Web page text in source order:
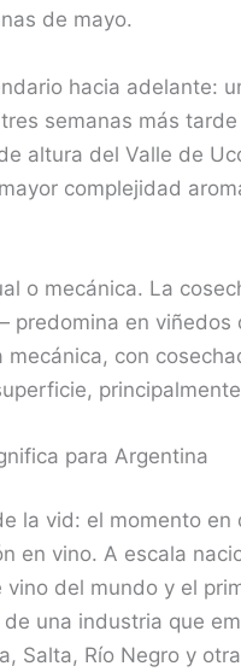
de mayo.
hacia adelante:
semanas más
altura del Valle de
complejidad
o mecánica. La
predomina en
con
para Argentina
la vid: el momento
en vino. A escala
del mundo y el
una industria que
Salta, Río Negro y